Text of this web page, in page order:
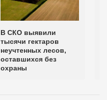
В СКО выявили
тысячи гектаров
неучтенных лесов,
оставшихся без
охраны